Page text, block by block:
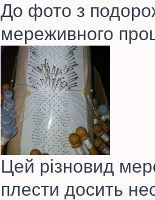
До фото з
мереживного
Цей різновид
плести досить